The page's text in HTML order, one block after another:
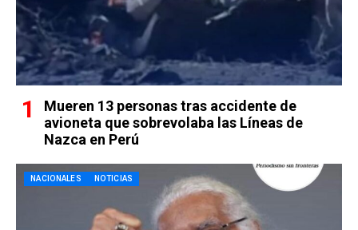
Mueren 13 personas tras accidente de
avioneta que sobrevolaba las Líneas de
Nazca en Perú
NACIONALES NOTICIAS